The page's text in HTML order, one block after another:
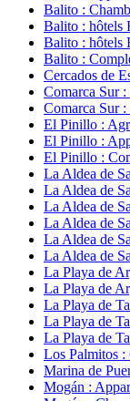
Balito :
Balito : hôtels
Balito : hôtels
Balito :
Cercados de
Comarca Sur
Comarca Sur :
El Pinillo :
El Pinillo :
El Pinillo :
La Aldea de
La Aldea de
La Aldea de
La Aldea de
La Aldea de
La Aldea de
La Playa de
La Playa de
La Playa de
La Playa de
La Playa de
Los Palmitos :
Marina de
Mogán :